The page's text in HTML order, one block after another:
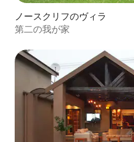
ノースクリフのヴィラ
第二の我が家